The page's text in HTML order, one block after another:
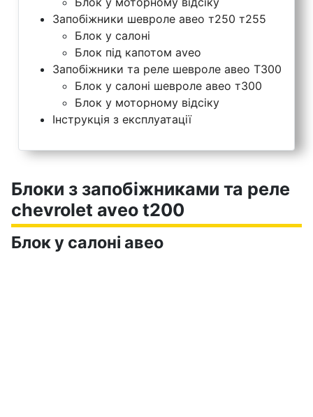
Запобіжники шевроле авео т250 т255
Блок у салоні
Блок під капотом aveo
Запобіжники та реле шевроле авео T300
Блок у салоні шевроле авео т300
Блок у моторному відсіку
Інструкція з експлуатації
Блоки з запобіжниками та реле
chevrolet aveo t200
Блок у салоні авео